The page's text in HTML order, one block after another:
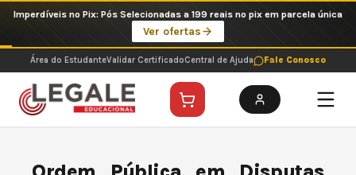
o
conteúdo
Imperdíveis no Pix: Pós Selecionadas a 199 reais no pix em parcela única
Ver ofertas
Área do EstudanteValidar CertificadoCentral de Ajuda Fale Conosco